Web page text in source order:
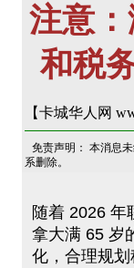
注意
和税
【卡城华人网
免责声明： 本消息
系删除。
随着 2026 年
拿大满 65 岁
化，合理规